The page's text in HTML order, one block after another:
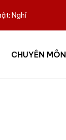
Nghỉ
CHUYÊN MÔN